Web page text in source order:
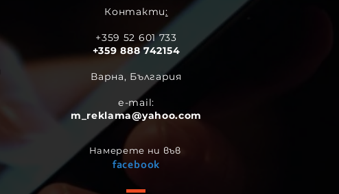
Контакти:
+359 52 601 733
+359 888 742154
Варнa, България
е-mail:
m_reklama@yahoo.com
Намерете ни във
facebook